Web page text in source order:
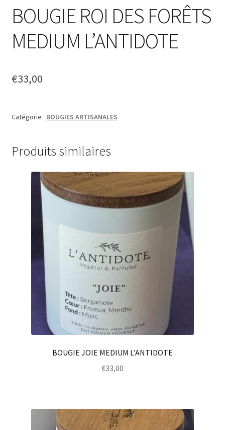
BOUGIE ROI DES FORÊTS
MEDIUM L’ANTIDOTE
€33,00
Catégorie : BOUGIES ARTISANALES
Produits similaires
BOUGIE JOIE MEDIUM L’ANTIDOTE
€33,00